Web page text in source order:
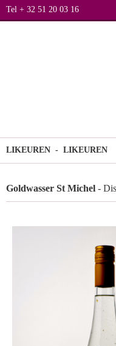
Tel + 32 51 20 03 16
LIKEUREN - LIKEUREN
Goldwasser St Michel -